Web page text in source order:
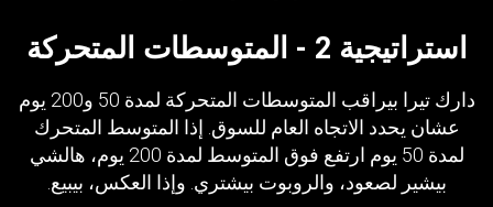
استراتيجية 2 - المتوسطات المتحركة
دارك تيرا بيراقب المتوسطات المتحركة لمدة 50 و200 يوم
عشان يحدد الاتجاه العام للسوق. إذا المتوسط المتحرك
لمدة 50 يوم ارتفع فوق المتوسط لمدة 200 يوم، هالشي
بيشير لصعود، والروبوت بيشتري. وإذا العكس، بيبيع.